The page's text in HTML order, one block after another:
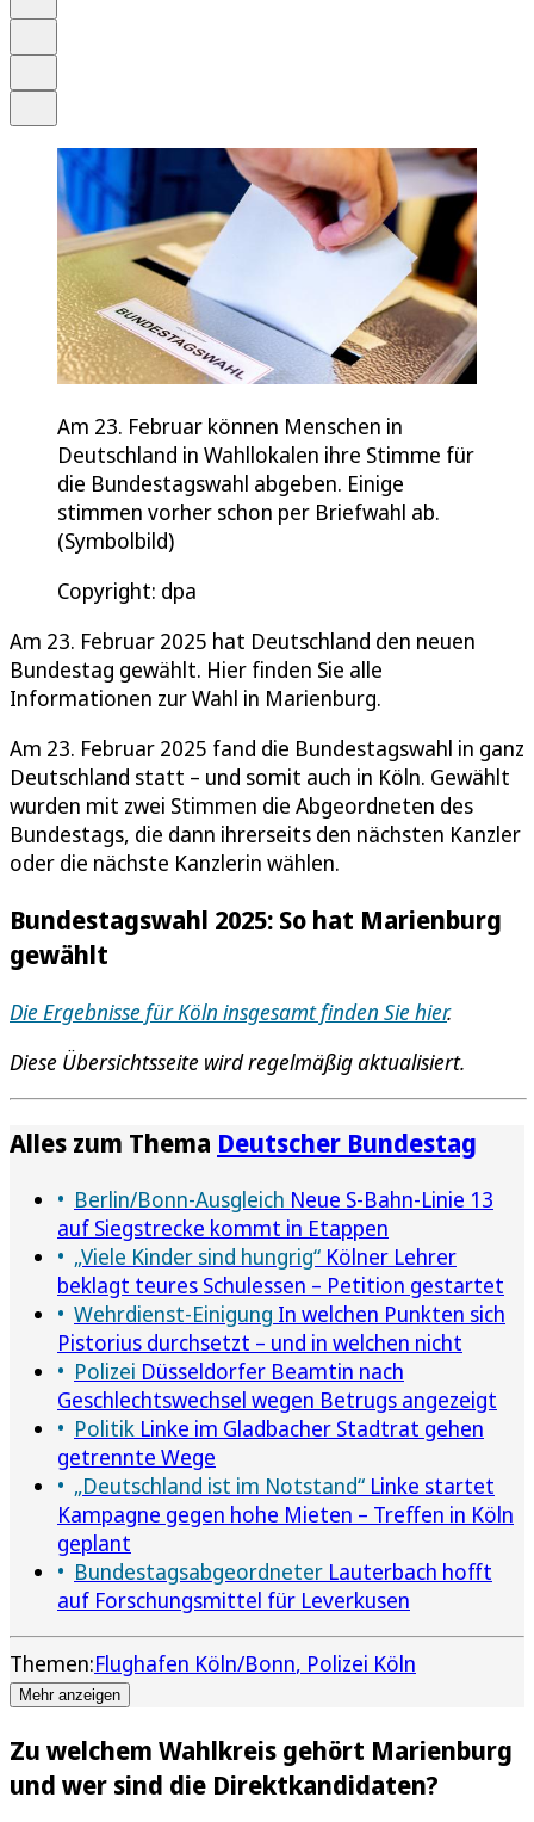
Am 23. Februar können Menschen in
Deutschland in Wahllokalen ihre Stimme für
die Bundestagswahl abgeben. Einige
stimmen vorher schon per Briefwahl ab.
(Symbolbild)
Copyright: dpa
Am 23. Februar 2025 hat Deutschland den neuen
Bundestag gewählt. Hier finden Sie alle
Informationen zur Wahl in Marienburg.
Am 23. Februar 2025 fand die Bundestagswahl in ganz
Deutschland statt – und somit auch in Köln. Gewählt
wurden mit zwei Stimmen die Abgeordneten des
Bundestags, die dann ihrerseits den nächsten Kanzler
oder die nächste Kanzlerin wählen.
Bundestagswahl 2025: So hat Marienburg
gewählt
Die Ergebnisse für Köln insgesamt finden Sie hier.
Diese Übersichtsseite wird regelmäßig aktualisiert.
Alles zum Thema Deutscher Bundestag
Berlin/Bonn-Ausgleich Neue S-Bahn-Linie 13
auf Siegstrecke kommt in Etappen
„Viele Kinder sind hungrig“ Kölner Lehrer
beklagt teures Schulessen – Petition gestartet
Wehrdienst-Einigung In welchen Punkten sich
Pistorius durchsetzt – und in welchen nicht
Polizei Düsseldorfer Beamtin nach
Geschlechtswechsel wegen Betrugs angezeigt
Politik Linke im Gladbacher Stadtrat gehen
getrennte Wege
„Deutschland ist im Notstand“ Linke startet
Kampagne gegen hohe Mieten – Treffen in Köln
geplant
Bundestagsabgeordneter Lauterbach hofft
auf Forschungsmittel für Leverkusen
Themen:Flughafen Köln/Bonn Polizei Köln
Mehr anzeigen
Zu welchem Wahlkreis gehört Marienburg
und wer sind die Direktkandidaten?